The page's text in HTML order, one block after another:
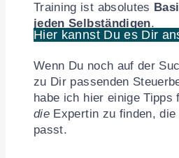
Training ist absolutes
jeden Selbständigen.
Hier kannst Du es Dir
Wenn Du noch auf der
zu Dir passenden
habe ich hier einige Tipps
die Expertin zu finden,
passt.